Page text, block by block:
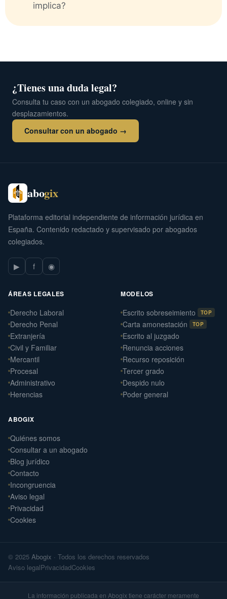
implica?
¿Tienes una duda legal?
Consulta tu caso con un abogado colegiado, online y sin
desplazamientos.
Consultar con un abogado →
abogix
Plataforma editorial independiente de información jurídica en
España. Contenido redactado y supervisado por abogados
colegiados.
▶ f ◉
ÁREAS LEGALES
Derecho Laboral
Derecho Penal
Extranjería
Civil y Familiar
Mercantil
Procesal
Administrativo
Herencias
MODELOS
Escrito sobreseimiento TOP
Carta amonestación TOP
Escrito al juzgado
Renuncia acciones
Recurso reposición
Tercer grado
Despido nulo
Poder general
ABOGIX
Quiénes somos
Consultar a un abogado
Blog jurídico
Contacto
Incongruencia
Aviso legal
Privacidad
Cookies
© 2025 Abogix · Todos los derechos reservados
Aviso legalPrivacidadCookies
La información publicada en Abogix tiene carácter meramente
Daniel Ramos Illanes
Derecho Laboral
📍 Sevilla
Laterna Abogados
📍 Santiago de Compostela
Arteaga Abogados
Derecho Civil